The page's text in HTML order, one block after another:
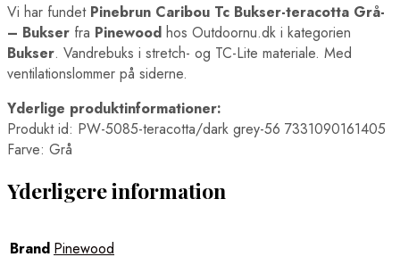
Vi har fundet Pinebrun Caribou Tc Bukser-teracotta Grå-
– Bukser fra Pinewood hos Outdoornu.dk i kategorien
Bukser. Vandrebuks i stretch- og TC-Lite materiale. Med
ventilationslommer på siderne.
Yderlige produktinformationer:
Produkt id: PW-5085-teracotta/dark grey-56 7331090161405
Farve: Grå
Yderligere information
Brand Pinewood